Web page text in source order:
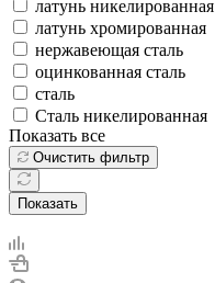
латунь никелированная
латунь хромированная
нержавеющая сталь
оцинкованная сталь
сталь
Сталь никелированная
Показать все
Очистить фильтр
Показать